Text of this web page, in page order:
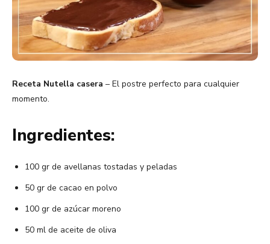
Receta Nutella casera – El postre perfecto para cualquier
momento.
Ingredientes:
100 gr de avellanas tostadas y peladas
50 gr de cacao en polvo
100 gr de azúcar moreno
50 ml de aceite de oliva